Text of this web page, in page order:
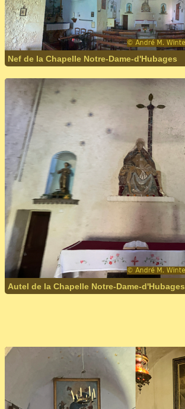
Nef de la Chapelle Notre-Dame-d'Hubages
Autel de la Chapelle Notre-Dame-d'Hubages